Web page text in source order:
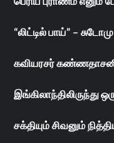
“லிட்டில் பாய்” –
கவியரசர்
இங்கிலாந்திலிருந்து
சக்தியும் சிவனும்